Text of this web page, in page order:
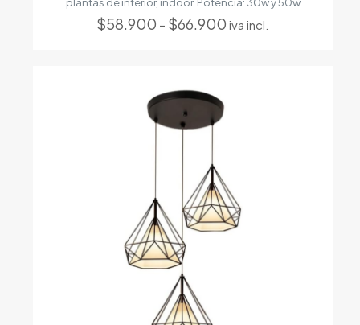
$58.900 - $66.900Rango
iva incl.